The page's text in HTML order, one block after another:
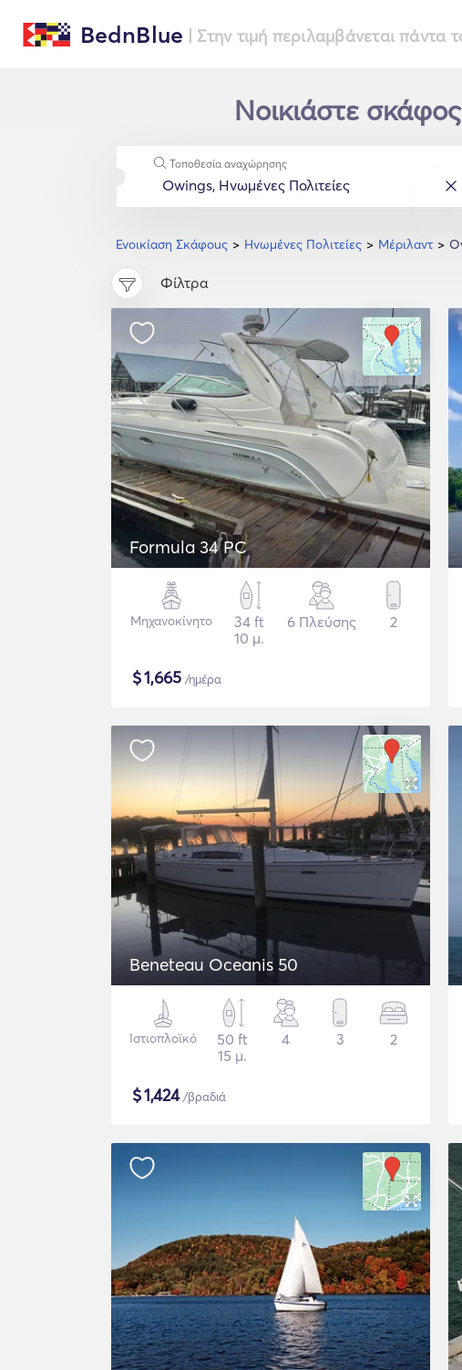
BednBlue | Στην τιμή περιλαμβάνεται πάντα
Νοικιάστε
Ενοικίαση Σκάφοuς Ηνωμένες Πολιτείες Μέριλαντ
Τοποθεσία αναχώρησης
Φίλτρα
Formula 34 PC
Μηχανοκίνητο
34 ft
10 μ.
6 Πλεύσης 2
$1,665 /ημέρα
Beneteau Oceanis 50
Ιστιοπλοϊκό
50 ft
15 μ.
4 3 2
$1,424/βραδιά